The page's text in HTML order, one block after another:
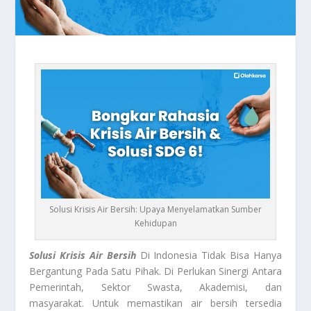
Solusi Krisis Air Bersih: Upaya Menyelamatkan Sumber
Kehidupan
Solusi Krisis Air BersihDi Indonesia Tidak Bisa Hanya
Bergantung Pada Satu Pihak. Di Perlukan Sinergi Antara
Pemerintah, Sektor Swasta, Akademisi, dan
masyarakat. Untuk memastikan air bersih tersedia